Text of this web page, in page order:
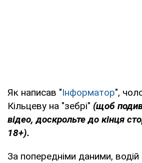
Як написав "Інформатор",
Кільцеву на "зебрі" (щоб
відео, доскрольте до кінця
18+).
За попередніми даними,